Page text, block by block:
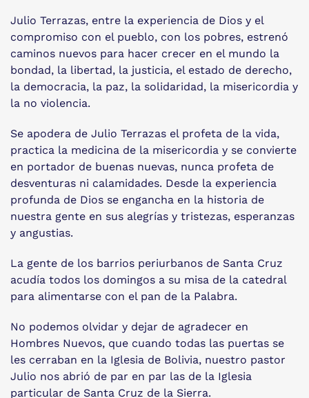
Julio Terrazas, entre la experiencia de Dios y el
compromiso con el pueblo, con los pobres, estrenó
caminos nuevos para hacer crecer en el mundo la
bondad, la libertad, la justicia, el estado de derecho,
la democracia, la paz, la solidaridad, la misericordia y
la no violencia.
Se apodera de Julio Terrazas el profeta de la vida,
practica la medicina de la misericordia y se convierte
en portador de buenas nuevas, nunca profeta de
desventuras ni calamidades. Desde la experiencia
profunda de Dios se engancha en la historia de
nuestra gente en sus alegrías y tristezas, esperanzas
y angustias.
La gente de los barrios periurbanos de Santa Cruz
acudía todos los domingos a su misa de la catedral
para alimentarse con el pan de la Palabra.
No podemos olvidar y dejar de agradecer en
Hombres Nuevos, que cuando todas las puertas se
les cerraban en la Iglesia de Bolivia, nuestro pastor
Julio nos abrió de par en par las de la Iglesia
particular de Santa Cruz de la Sierra.